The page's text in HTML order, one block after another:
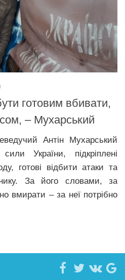
готовим вбивати,
– Мухарський
Антін Мухарський
України, підкріплені
готові відбити атаки та
За його словами, за
вмирати – за неї потрібно